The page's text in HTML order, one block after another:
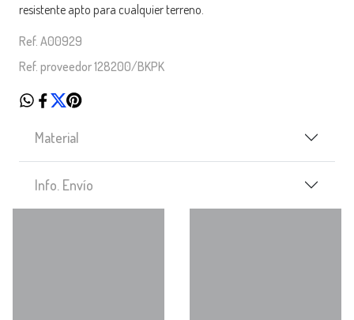
resistente apto para cualquier terreno.
Ref. A00929
Ref. proveedor 128200/BKPK
Material
Info. Envío